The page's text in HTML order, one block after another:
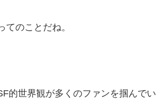
のことだね。
的世界観が多くのファンを掴んでい